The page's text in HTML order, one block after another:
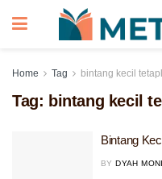
Home Tag bintang kecil
Tag: bintang kecil
Bintang
BY DYAH